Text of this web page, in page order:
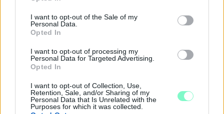
use your data for below specified purposes in below Google
consent section.
I want to opt-out of the Sale of my
Personal Data.
Opted In
I want to opt-out of processing my
Personal Data for Targeted Advertising.
Opted In
I want to opt-out of Collection, Use,
Retention, Sale, and/or Sharing of my
Personal Data that Is Unrelated with the
Purposes for which it was collected.
BAROKK POMPÁBA ÖLTÖZIK A BELVÁROS:
HÉTVÉGÉN RENDEZIK MEG A XXXIII. GYŐRI BAROKK
ESKÜVŐT
Jubileumi fogadalom megerősítés, történelmi felvonulás,
tűzshow és vezetett séták is várják az érdeklődőket augusztus
7–8-án.